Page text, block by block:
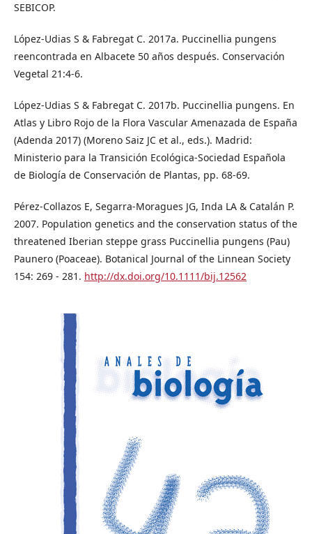
SEBICOP.
López-Udias S & Fabregat C. 2017a. Puccinellia pungens
reencontrada en Albacete 50 años después. Conservación
Vegetal 21:4-6.
López-Udias S & Fabregat C. 2017b. Puccinellia pungens. En
Atlas y Libro Rojo de la Flora Vascular Amenazada de España
(Adenda 2017) (Moreno Saiz JC et al., eds.). Madrid:
Ministerio para la Transición Ecológica-Sociedad Española
de Biología de Conservación de Plantas, pp. 68-69.
Pérez-Collazos E, Segarra-Moragues JG, Inda LA & Catalán P.
2007. Population genetics and the conservation status of the
threatened Iberian steppe grass Puccinellia pungens (Pau)
Paunero (Poaceae). Botanical Journal of the Linnean Society
154: 269 - 281. http://dx.doi.org/10.1111/bij.12562